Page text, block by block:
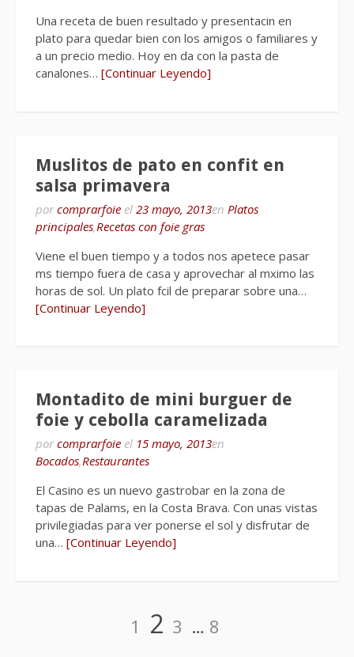
Una receta de buen resultado y presentacin en
plato para quedar bien con los amigos o familiares y
a un precio medio. Hoy en da con la pasta de
canalones… [Continuar Leyendo]
Muslitos de pato en confit en
salsa primavera
por comprarfoie el 23 mayo, 2013en Platos
principales,Recetas con foie gras
Viene el buen tiempo y a todos nos apetece pasar
ms tiempo fuera de casa y aprovechar al mximo las
horas de sol. Un plato fcil de preparar sobre una…
[Continuar Leyendo]
Montadito de mini burguer de
foie y cebolla caramelizada
por comprarfoie el 15 mayo, 2013en
Bocados,Restaurantes
El Casino es un nuevo gastrobar en la zona de
tapas de Palams, en la Costa Brava. Con unas vistas
privilegiadas para ver ponerse el sol y disfrutar de
una… [Continuar Leyendo]
NavegaciónPágina
1 Página
2 Página
3 … Página
8